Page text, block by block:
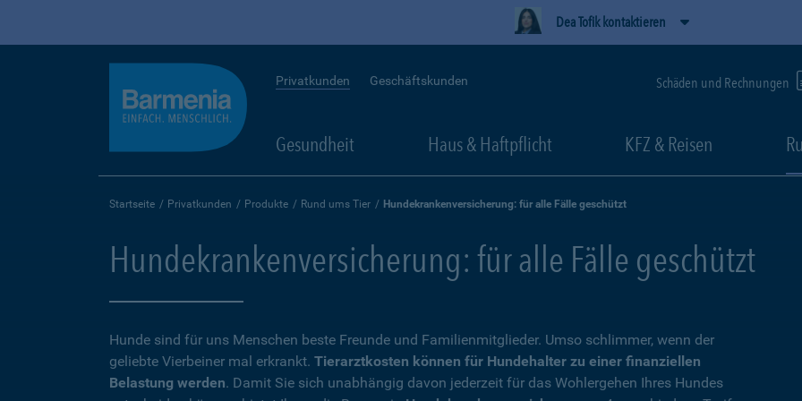
Dea Tofik kontaktieren
Privatkunden Geschäftskunden Schäden und Rechnungen
Gesundheit Haus & Haftpflicht KFZ & Reisen
Startseite Privatkunden Produkte Rund ums Tier Hundekrankenversicherung: für alle Fälle geschützt
Hundekrankenversicherung: für alle Fälle geschützt
Hunde sind für uns Menschen beste Freunde und Familienmitglieder. Umso schlimmer, wenn der
geliebte Vierbeiner mal erkrankt. Tierarztkosten können für Hundehalter zu einer finanziellen
Belastung werden. Damit Sie sich unabhängig davon jederzeit für das Wohlergehen Ihres Hundes